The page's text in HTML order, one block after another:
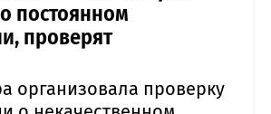
постоянном
проверят
организовала проверку